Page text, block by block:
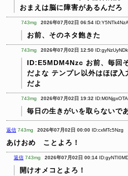
おまえは脳に障害があるんだろ
743mg 2026年07月02日 06:54
お前、そのネタ飽きた
743mg 2026年07月02日 12:50 ID:gyNzUyNDk
ID:E5MDM4Nzc お前、毎回
だよな テンプレ以外はほぼ入
だよ
743mg 2026年07月02日 19:32 ID:M0NjgxOTA
毎日の生きがいを取らないで
返信 743mg 2026年07月02日 00:00 ID:cxMTc5Nzg
あけおめ ことよろ！
返信 743mg 2026年07月02日 00:14
開けオメコとよろ！